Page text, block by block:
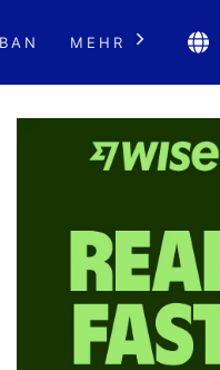
MEHR